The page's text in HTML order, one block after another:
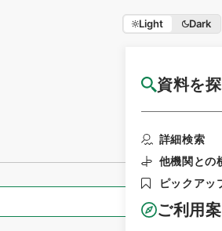
Light Dark
資料を
詳細検索
他機関との
ピックアッ
ご利用
国
全ての情報